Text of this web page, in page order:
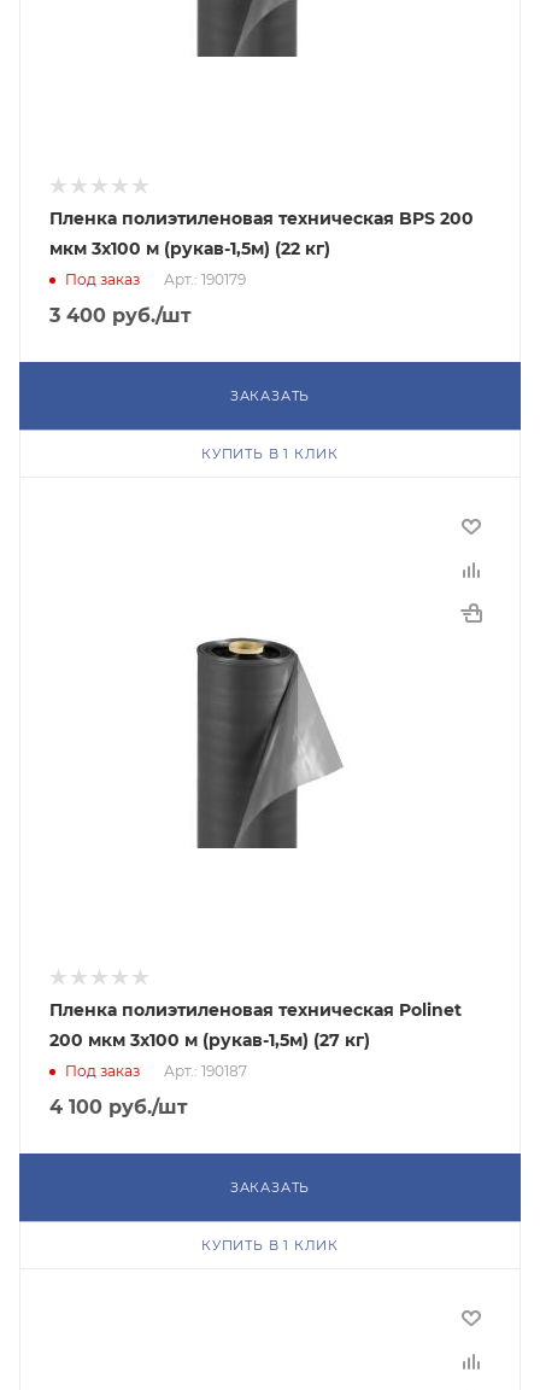
Пленка полиэтиленовая техническая BPS 200
мкм 3x100 м (рукав-1,5м) (22 кг)
Под заказ Арт.: 190179
3 400 руб./шт
ЗАКАЗАТЬ
КУПИТЬ В 1 КЛИК
Пленка полиэтиленовая техническая Polinet
200 мкм 3x100 м (рукав-1,5м) (27 кг)
Под заказ Арт.: 190187
4 100 руб./шт
ЗАКАЗАТЬ
КУПИТЬ В 1 КЛИК